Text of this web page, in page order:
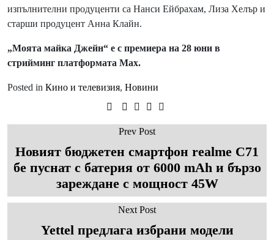
изпълнителни продуценти са Нанси Ейбрахам, Лиза Хелър и
старши продуцент Анна Клайн.
„Моята майка Джейн“ е с премиера на 28 юни в
стрийминг платформата Max.
Posted in Кино и телевизия, Новини
Prev Post
Новият бюджетен смартфон realme C71
бе пуснат с батерия от 6000 mAh и бързо
зареждане с мощност 45W
Next Post
Yettel предлага избрани модели